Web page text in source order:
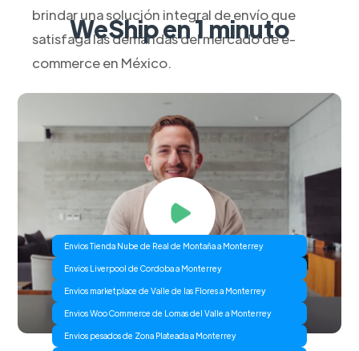
brindar una solución integral de envío que
satisfaga las demandas del mercado de e-
commerce en México.
WeShip en 1 minuto
Envios Tienda Nube de Real de Montaña a Monterrey
Envios Liverpool de Cordoba a Monterrey
Envios marketplace de Valle de las Flores a Monterrey
Envios Woo Commerce de Lomas del Valle a Monterrey
Envios pesados de Zona Plateada a Monterrey